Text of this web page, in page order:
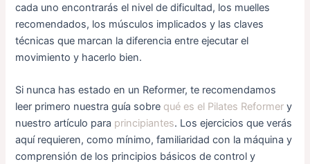
cada uno encontrarás el nivel de dificultad, los muelles
recomendados, los músculos implicados y las claves
técnicas que marcan la diferencia entre ejecutar el
movimiento y hacerlo bien.
Si nunca has estado en un Reformer, te recomendamos
leer primero nuestra guía sobre qué es el Pilates Reformer y
nuestro artículo para principiantes. Los ejercicios que verás
aquí requieren, como mínimo, familiaridad con la máquina y
comprensión de los principios básicos de control y